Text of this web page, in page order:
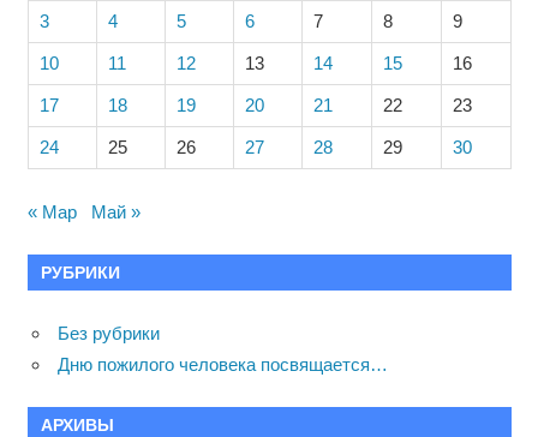
3 4 5 6 7 8 9
10 11 12 13 14 15 16
17 18 19 20 21 22 23
24 25 26 27 28 29 30
« Мар Май »
РУБРИКИ
Без рубрики
Дню пожилого человека посвящается…
АРХИВЫ